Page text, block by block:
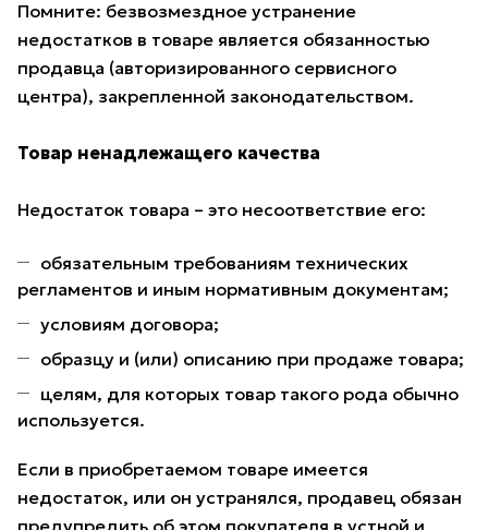
Помните: безвозмездное устранение
недостатков в товаре является обязанностью
продавца (авторизированного сервисного
центра), закрепленной законодательством.
Товар ненадлежащего качества
Недостаток товара – это несоответствие его:
обязательным требованиям технических
регламентов и иным нормативным документам;
условиям договора;
образцу и (или) описанию при продаже товара;
целям, для которых товар такого рода обычно
используется.
Если в приобретаемом товаре имеется
недостаток, или он устранялся, продавец обязан